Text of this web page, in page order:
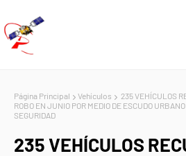
Página Principal Vehículos
235 VEHÍCULOS
ROBO EN JUNIO POR MEDIO DE ESCUDO
SEGURIDAD
235 VEHÍCULOS